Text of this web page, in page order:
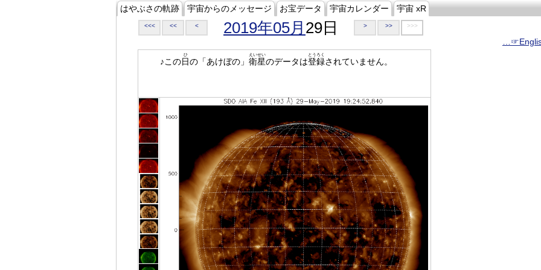
はやぶさの軌跡 宇宙からのメッセージ お宝データ 宇宙カレンダー 宇宙 xR
<<< << < 2019年05月 29日 > >> >>>
♪この日
ひ
の「あけぼの」 衛星
えいせい
のデータは登録
とうろく
されていません。